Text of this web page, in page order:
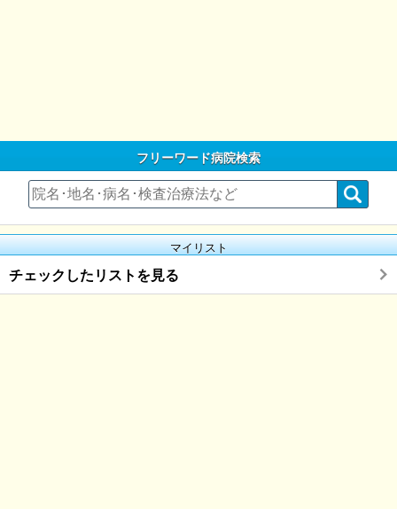
フリーワード病院検索
マイリスト
チェックしたリストを見る